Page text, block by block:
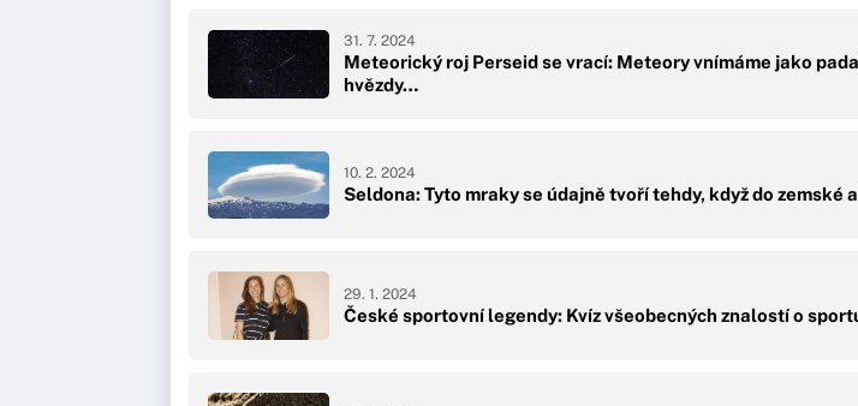
Meteorický roj Perseid se vrací: Meteory vnímáme jako
hvězdy…
31. 7. 2024
Seldona: Tyto mraky se údajně tvoří tehdy, když do zemské
10. 2. 2024
České sportovní legendy: Kvíz všeobecných znalostí o
29. 1. 2024